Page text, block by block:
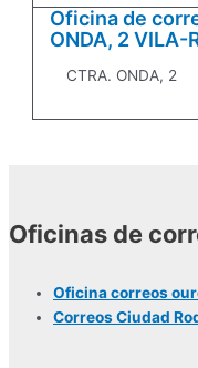
Oficina de
ONDA, 2 VILA-
CTRA. ONDA, 2
Oficinas de
Oficina correos
Correos Ciudad